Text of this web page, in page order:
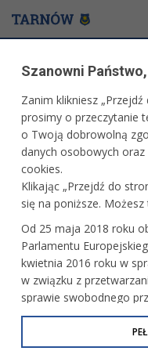
Kino "Marzenie" - koncert: Another Pink
WARTO ZOBACZYĆ
KINO "MARZENIE" -
FLOYD
23 listopada 2013 r.fot. Paweł
Szanowni Państwo,
Zanim klikniesz
prosimy o przeczytanie
o Twoją dobrowolną
danych osobowych
cookies.
Klikając „Przejdź do
się na poniższe.
Od 25 maja 2018 roku
Parlamentu
kwietnia 2016 roku w
w związku z
sprawie swobodnego
uchylenia dyrektywy 95/
lub Ogólne